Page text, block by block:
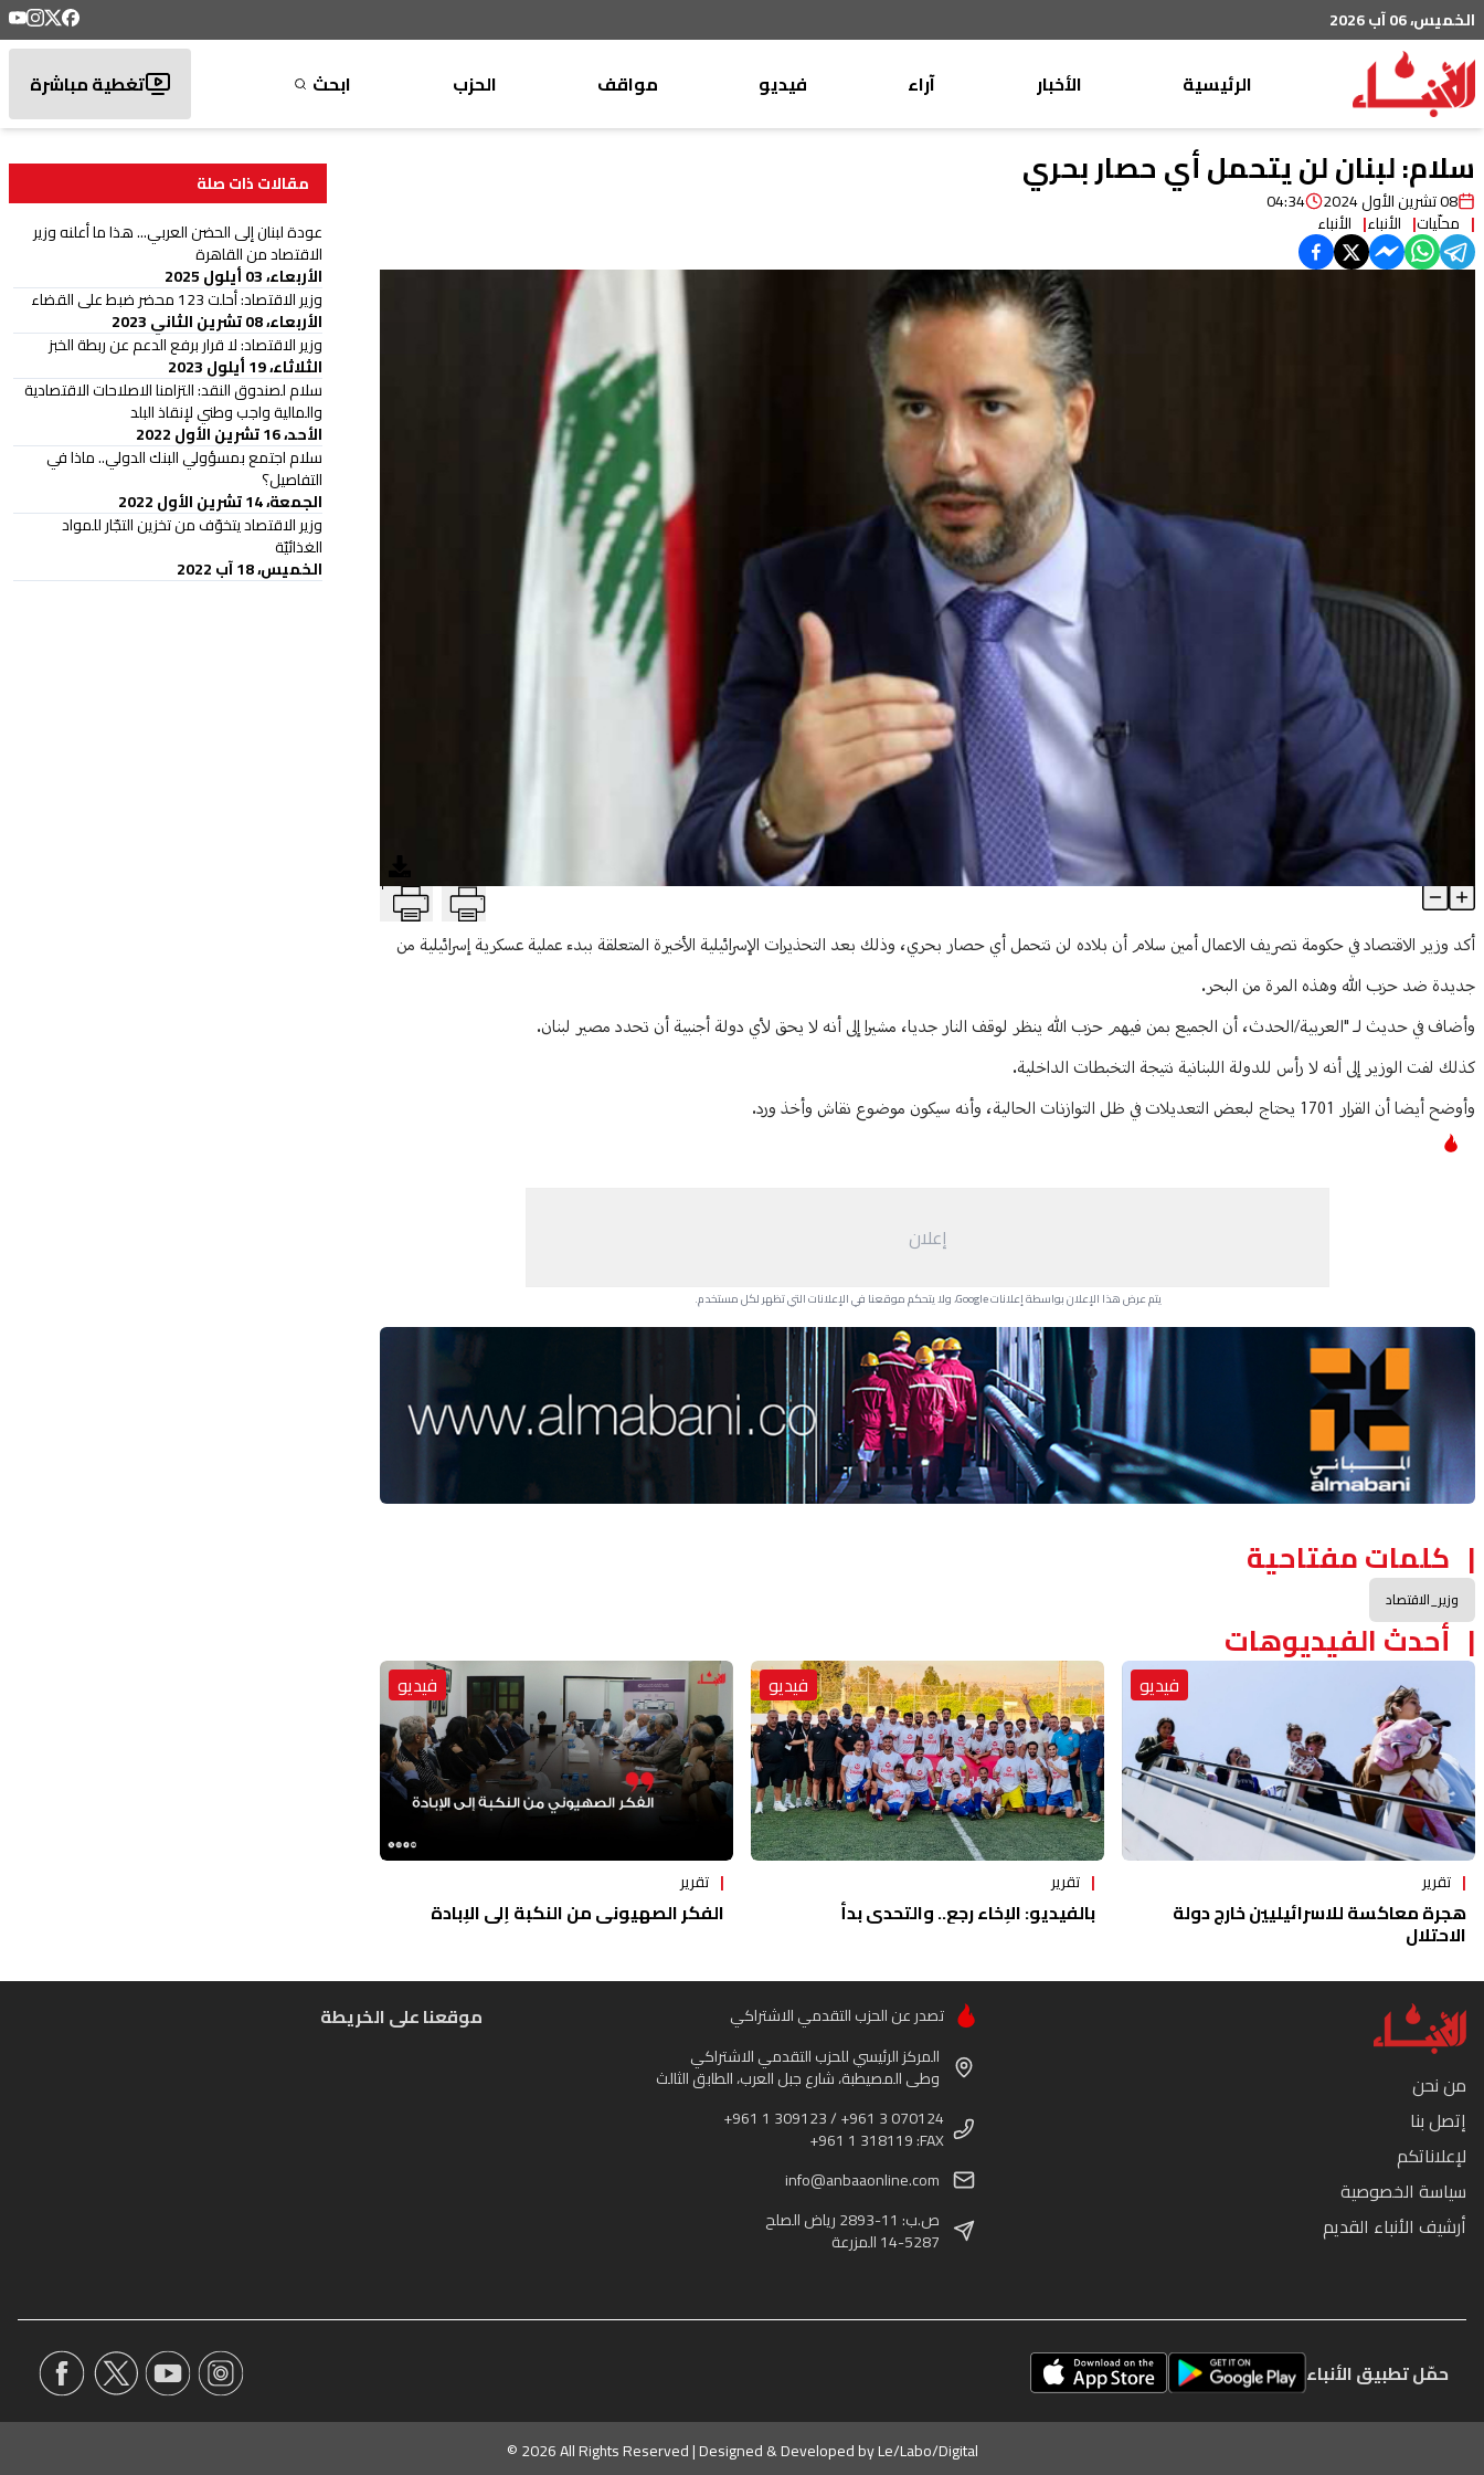
الخميس، 06 آب 2026
الرئيسية
الأخبار
محليات
عربي دولي
خاص
من لبنان
ثقافة ومجتمع
منوعات
آراء
منبر
مختارات
أجنبية
بريد
القرّاء
فيديو مواقف الحزب ابحث تغطية مباشرة
سلام: لبنان لن يتحمل أي حصار بحري
08 تشرين الأول 2024 04:34
محلّيات الأنباء الأنباء
سلام: لبنان لن يتحمل أي حصار بحري T
Article Content
أكد وزير الاقتصاد في حكومة تصريف الاعمال أمين سلام أن بلاده لن تتحمل أي حصار بحري، وذلك بعد التحذيرات الإسرائيلية الأخيرة المتعلقة ببدء عملية عسكرية إسرائيلية من
جديدة ضد حزب الله وهذه المرة من البحر.
وأضاف في حديث لـ "العربية/الحدث، أن الجميع بمن فيهم حزب الله ينظر لوقف النار جديا، مشيرا إلى أنه لا يحق لأي دولة أجنبية أن تحدد مصير لبنان.
كذلك لفت الوزير إلى أنه لا رأس للدولة اللبنانية نتيجة التخبطات الداخلية.
وأوضح أيضا أن القرار 1701 يحتاج لبعض التعديلات في ظل التوازنات الحالية، وأنه سيكون موضوع نقاش وأخذ ورد.
إعلان
يتم عرض هذا الإعلان بواسطة إعلانات Google، ولا يتحكم موقعنا في الإعلانات التي تظهر لكل مستخدم.
Advertisement Section
كلمات مفتاحية
وزير_الاقتصاد
أحدث الفيديوهات
فيديو
تقرير
هجرة معاكسة للاسرائيليين خارج دولة
الاحتلال
فيديو
تقرير
بالفيديو: الإخاء رجع.. والتحدي بدأ
فيديو
تقرير
الفكر الصهيوني من النكبة إلى الإبادة
مقالات ذات صلة
عودة لبنان إلى الحضن العربي... هذا ما أعلنه وزير
الاقتصاد من القاهرة
الأربعاء، 03 أيلول 2025
وزير الاقتصاد: أحلت 123 محضر ضبط على القضاء
الأربعاء، 08 تشرين الثاني 2023
وزير الاقتصاد: لا قرار برفع الدعم عن ربطة الخبز
الثلاثاء، 19 أيلول 2023
سلام لصندوق النقد: التزامنا الاصلاحات الاقتصادية
والمالية واجب وطني لإنقاذ البلد
الأحد، 16 تشرين الأول 2022
سلام اجتمع بمسؤولي البنك الدولي.. ماذا في
التفاصيل؟
الجمعة، 14 تشرين الأول 2022
وزير الاقتصاد يتخوّف من تخزين التجّار للمواد
الغذائيّة
الخميس، 18 آب 2022
من نحن
إتصل بنا
لإعلاناتكم
سياسة الخصوصية
أرشيف الأنباء القديم
تصدر عن الحزب التقدمي الاشتراكي
المركز الرئيسي للحزب التقدمي الاشتراكي
وطى المصيطبة، شارع جبل العرب، الطابق الثالث
+961 1 309123 / +961 3 070124
+961 1 318119 :FAX
info@anbaaonline.com
ص.ب: 11-2893 رياض الصلح
14-5287 المزرعة
موقعنا على الخريطة
حمّل تطبيق الأنباء
© 2026 All Rights Reserved | Designed & Developed byLe/Labo/Digital